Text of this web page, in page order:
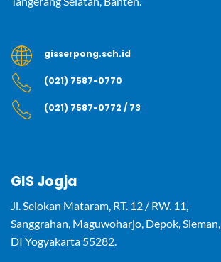
gisserpong.sch.id
(021) 7587-0770
(021) 7587-0772 / 73
GIS Jogja
Jl. Selokan Mataram, RT. 12 / RW. 11,
Sanggrahan, Maguwoharjo, Depok, Sleman,
DI Yogyakarta 55282.